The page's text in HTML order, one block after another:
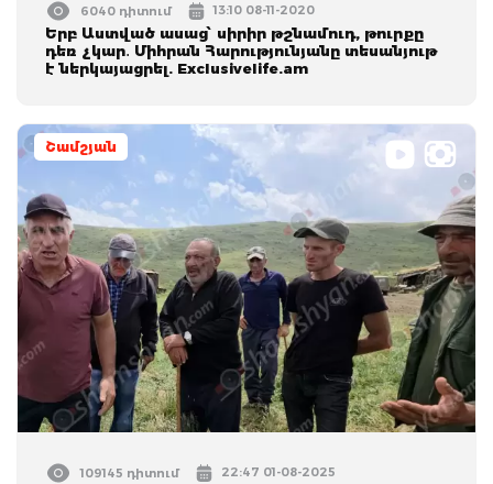
6040 դիտում 13:10 08-11-2020
Երբ Աստված ասաց՝ սիրիր թշնամուդ, թուրքը
դեռ չկար․ Միհրան Հարությունյանը տեսանյութ
է ներկայացրել. Exclusivelife.am
Շամշյան
109145 դիտում 22:47 01-08-2025